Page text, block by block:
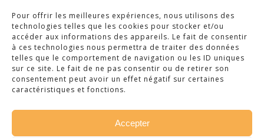
Pour offrir les meilleures expériences, nous utilisons des
technologies telles que les cookies pour stocker et/ou
accéder aux informations des appareils. Le fait de consentir
à ces technologies nous permettra de traiter des données
telles que le comportement de navigation ou les ID uniques
sur ce site. Le fait de ne pas consentir ou de retirer son
consentement peut avoir un effet négatif sur certaines
caractéristiques et fonctions.
Accepter
COLLÈGE NOTRE DAME
23 Place Saint-Jean,
79300 Bressuire
Téléphone : 05 49 74 46 20